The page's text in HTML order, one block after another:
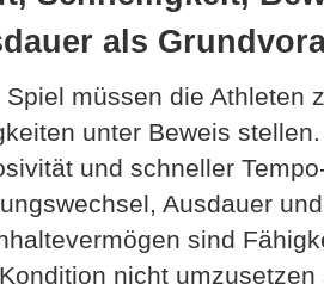
als
Spiel müssen die Athleten
unter Beweis
und schneller
Ausdauer und
sind
nicht